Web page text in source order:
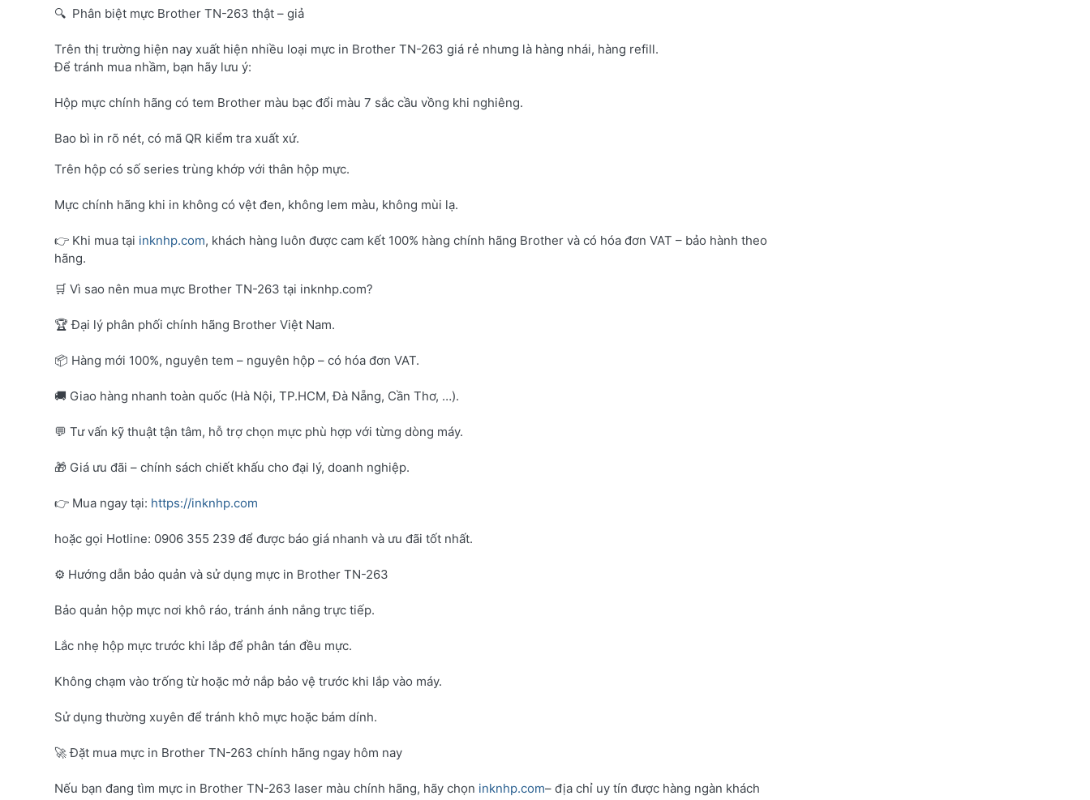
🔍 Phân biệt mực Brother TN-263 thật – giả
Trên thị trường hiện nay xuất hiện nhiều loại mực in Brother TN-263 giá rẻ nhưng là hàng nhái, hàng refill.
Để tránh mua nhầm, bạn hãy lưu ý:
Hộp mực chính hãng có tem Brother màu bạc đổi màu 7 sắc cầu vồng khi nghiêng.
Bao bì in rõ nét, có mã QR kiểm tra xuất xứ.
Trên hộp có số series trùng khớp với thân hộp mực.
Mực chính hãng khi in không có vệt đen, không lem màu, không mùi lạ.
👉 Khi mua tại inknhp.com, khách hàng luôn được cam kết 100% hàng chính hãng Brother và có hóa đơn VAT – bảo hành theo
hãng.
🛒 Vì sao nên mua mực Brother TN-263 tại inknhp.com?
🏆 Đại lý phân phối chính hãng Brother Việt Nam.
📦 Hàng mới 100%, nguyên tem – nguyên hộp – có hóa đơn VAT.
🚚 Giao hàng nhanh toàn quốc (Hà Nội, TP.HCM, Đà Nẵng, Cần Thơ, …).
💬 Tư vấn kỹ thuật tận tâm, hỗ trợ chọn mực phù hợp với từng dòng máy.
🎁 Giá ưu đãi – chính sách chiết khấu cho đại lý, doanh nghiệp.
👉 Mua ngay tại: https://inknhp.com
hoặc gọi Hotline: 0906 355 239 để được báo giá nhanh và ưu đãi tốt nhất.
⚙️ Hướng dẫn bảo quản và sử dụng mực in Brother TN-263
Bảo quản hộp mực nơi khô ráo, tránh ánh nắng trực tiếp.
Lắc nhẹ hộp mực trước khi lắp để phân tán đều mực.
Không chạm vào trống từ hoặc mở nắp bảo vệ trước khi lắp vào máy.
Sử dụng thường xuyên để tránh khô mực hoặc bám dính.
🚀 Đặt mua mực in Brother TN-263 chính hãng ngay hôm nay
Nếu bạn đang tìm mực in Brother TN-263 laser màu chính hãng, hãy chọn inknhp.com– địa chỉ uy tín được hàng ngàn khách